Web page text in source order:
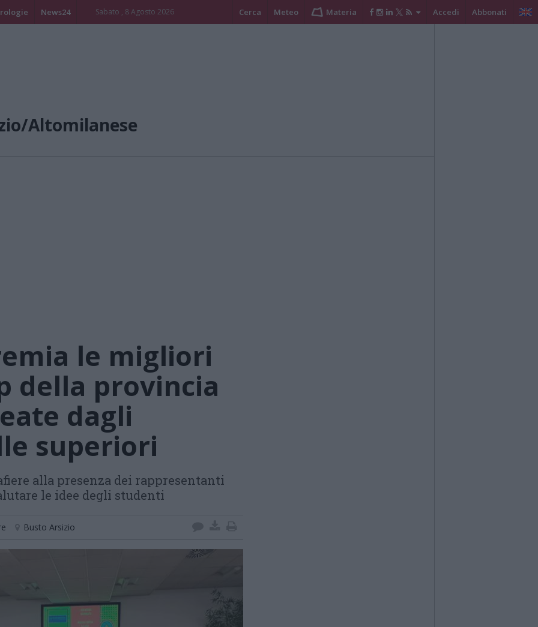
News24 Sabato , 8 Agosto 2026 Cerca Meteo Materia Accedi Abbonati
Altomilanese
le migliori
della provincia
dagli
superiori
alla presenza dei rappresentanti
le idee degli studenti
Busto Arsizio